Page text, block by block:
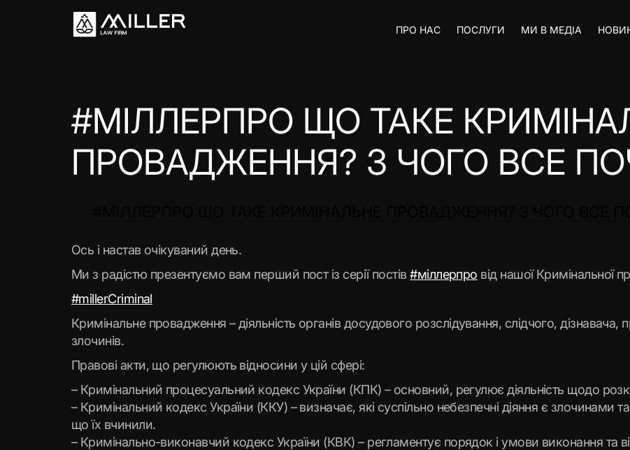
ПРО НАС ПОСЛУГИ МИ В МЕДІА
#МІЛЛЕРПРО ЩО ТАКЕ
ПРОВАДЖЕННЯ? З ЧОГО ВСЕ
Ось і настав очікуваний день.
Ми з радістю презентуємо вам перший пост із серії постів#міллерпро від нашої Кримінальної
#millerCriminal
Кримінальне провадження – діяльність органів досудового розслідування, слідчого, дізнавача,
злочинів.
Правові акти, що регулюють відносини у цій сфері:
– Кримінальний процесуальний кодекс України (КПК) – основний, регулює діяльність щодо
– Кримінальний кодекс України (ККУ) – визначає, які суспільно небезпечні діяння є злочинами
що їх вчинили.
– Кримінально-виконавчий кодекс України (КВК) – регламентує порядок і умови виконання та